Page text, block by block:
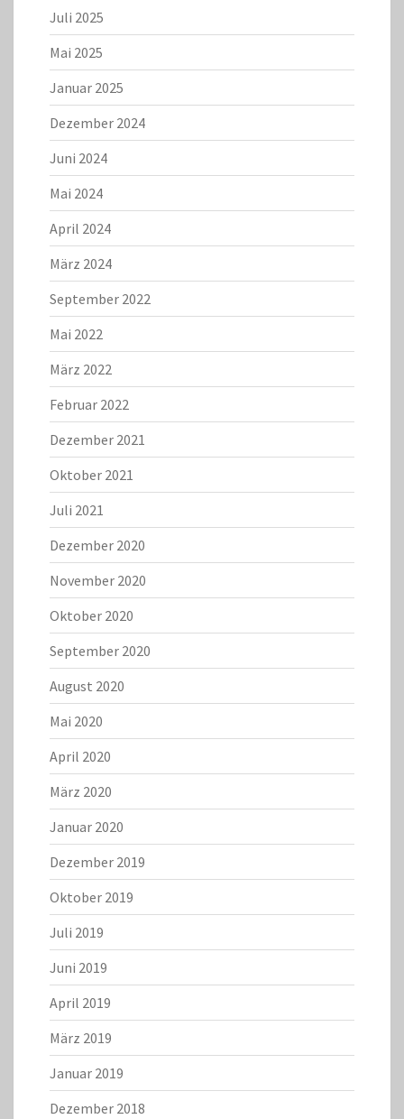
Juli 2025
Mai 2025
Januar 2025
Dezember 2024
Juni 2024
Mai 2024
April 2024
März 2024
September 2022
Mai 2022
März 2022
Februar 2022
Dezember 2021
Oktober 2021
Juli 2021
Dezember 2020
November 2020
Oktober 2020
September 2020
August 2020
Mai 2020
April 2020
März 2020
Januar 2020
Dezember 2019
Oktober 2019
Juli 2019
Juni 2019
April 2019
März 2019
Januar 2019
Dezember 2018